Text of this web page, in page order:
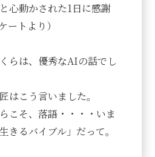
心動かされた1日に感謝
ートより）
らは、優秀なAIの話でし
はこう言いました。
こそ、落語・・・・いま
きるバイブル」だって。